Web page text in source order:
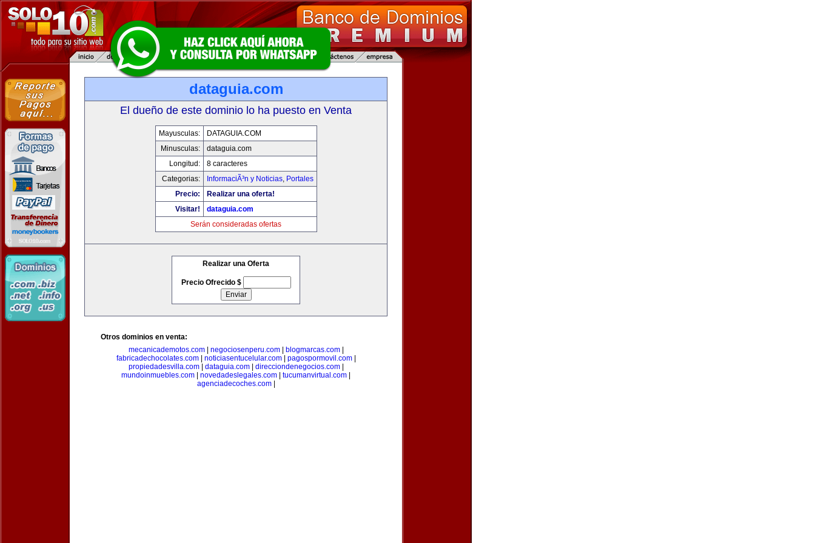
dataguia.com
El dueño de este dominio lo ha puesto en Venta
Mayusculas:
DATAGUIA.COM
Minusculas:
dataguia.com
Longitud:
8 caracteres
Categorias:
InformaciÃ³n y Noticias, Portales
Precio:
Realizar una oferta!
Visitar!
dataguia.com
Serán consideradas ofertas
Realizar una Oferta
Precio Ofrecido $
Otros dominios en venta:
mecanicademotos.com| negociosenperu.com| blogmarcas.com|
fabricadechocolates.com| noticiasentucelular.com| pagospormovil.com|
propiedadesvilla.com| dataguia.com| direcciondenegocios.com|
mundoinmuebles.com
novedadeslegales.com tucumanvirtual.com
agenciadecoches.com|